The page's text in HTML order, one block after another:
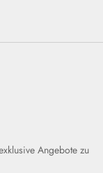
Angebote zu